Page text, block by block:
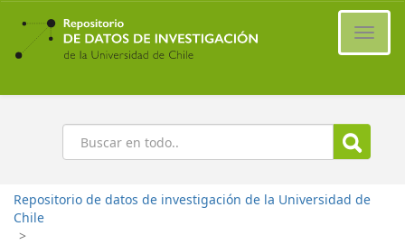
Ir
contenido
principal
Buscar
Repositorio de datos de investigación de la Universidad de
Chile
>